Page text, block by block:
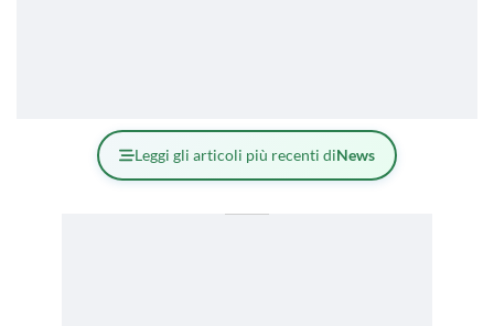
Leggi gli articoli più recenti diNews